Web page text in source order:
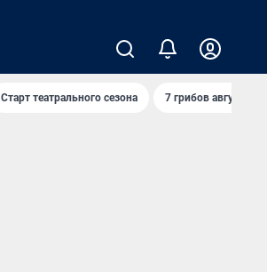
Старт театрального сезона 7 грибов августа